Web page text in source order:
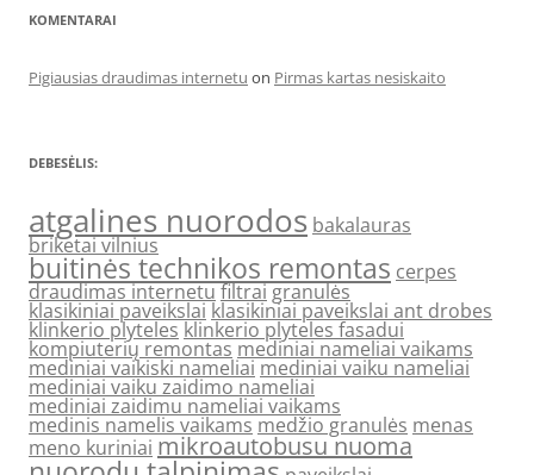
KOMENTARAI
Pigiausias draudimas internetu on Pirmas kartas nesiskaito
DEBESĖLIS:
atgalines nuorodos bakalauras
briketai vilnius
buitinės technikos remontas cerpes
draudimas internetufiltraigranulės
klasikiniai paveikslai klasikiniai paveikslai ant drobes
klinkerio plyteles klinkerio plyteles fasadui
kompiuterių remontas mediniai nameliai vaikams
mediniai vaikiski nameliai mediniai vaiku nameliai
mediniai vaiku zaidimo nameliai
mediniai zaidimu nameliai vaikams
medinis namelis vaikams medžio granulės menas
meno kuriniai mikroautobusu nuoma